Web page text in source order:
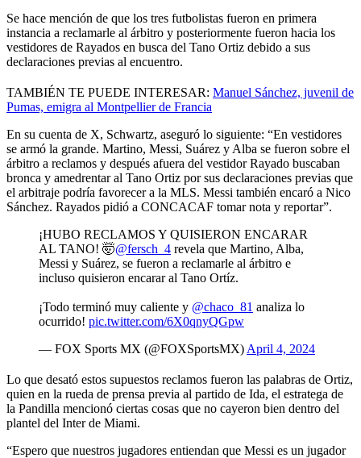
Se hace mención de que los tres futbolistas fueron en primera
instancia a reclamarle al árbitro y posteriormente fueron hacia los
vestidores de Rayados en busca del Tano Ortiz debido a sus
declaraciones previas al encuentro.
TAMBIÉN TE PUEDE INTERESAR: Manuel Sánchez, juvenil de
Pumas, emigra al Montpellier de Francia
En su cuenta de X, Schwartz, aseguró lo siguiente: “En vestidores
se armó la grande. Martino, Messi, Suárez y Alba se fueron sobre el
árbitro a reclamos y después afuera del vestidor Rayado buscaban
bronca y amedrentar al Tano Ortiz por sus declaraciones previas que
el arbitraje podría favorecer a la MLS. Messi también encaró a Nico
Sánchez. Rayados pidió a CONCACAF tomar nota y reportar”.
¡HUBO RECLAMOS Y QUISIERON ENCARAR
AL TANO! 🤯@fersch_4 revela que Martino, Alba,
Messi y Suárez, se fueron a reclamarle al árbitro e
incluso quisieron encarar al Tano Ortíz.
¡Todo terminó muy caliente y @chaco_81 analiza lo
ocurrido! pic.twitter.com/6X0qnyQGpw
— FOX Sports MX (@FOXSportsMX) April 4, 2024
Lo que desató estos supuestos reclamos fueron las palabras de Ortiz,
quien en la rueda de prensa previa al partido de Ida, el estratega de
la Pandilla mencionó ciertas cosas que no cayeron bien dentro del
plantel del Inter de Miami.
“Espero que nuestros jugadores entiendan que Messi es un jugador